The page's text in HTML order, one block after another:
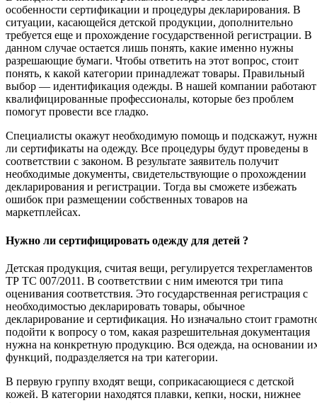
особенности сертификации и процедуры декларирования. В
ситуации, касающейся детской продукции, дополнительно
требуется еще и прохождение государственной регистрации. В
данном случае остается лишь понять, какие именно нужны
разрешающие бумаги. Чтобы ответить на этот вопрос, стоит
понять, к какой категории принадлежат товары. Правильный
выбор — идентификация одежды. В нашей компании работают
квалифицированные профессионалы, которые без проблем
помогут провести все гладко.
Специалисты окажут необходимую помощь и подскажут,
ли сертификаты на одежду. Все процедуры будут проведены в
соответствии с законом. В результате заявитель получит
необходимые документы, свидетельствующие о прохождении
декларирования и регистрации. Тогда вы сможете избежать
ошибок при размещении собственных товаров на
маркетплейсах.
Нужно ли сертифицировать одежду для детей ?
Детская продукция, считая вещи, регулируется техрегламентов
ТР ТС 007/2011. В соответствии с ним имеются три типа
оценивания соответствия. Это государственная регистрация с
необходимостью декларировать товары, обычное
декларирование и сертификация. Но изначально стоит
подойти к вопросу о том, какая разрешительная документация
нужна на конкретную продукцию. Вся одежда, на основании
функций, подразделяется на три категории.
В первую группу входят вещи, соприкасающиеся с детской
кожей. В категории находятся плавки, кепки, носки, нижнее